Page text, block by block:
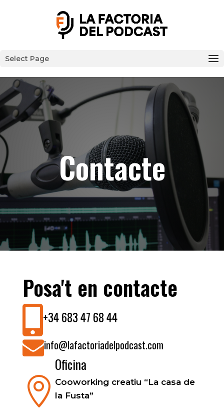
Select Page
Contacte
Posa't en contacte
 +34 683 47 68 44
info@lafactoriadelpodcast.com

Oficina
Cooworking creatiu “La casa de
la Fusta”